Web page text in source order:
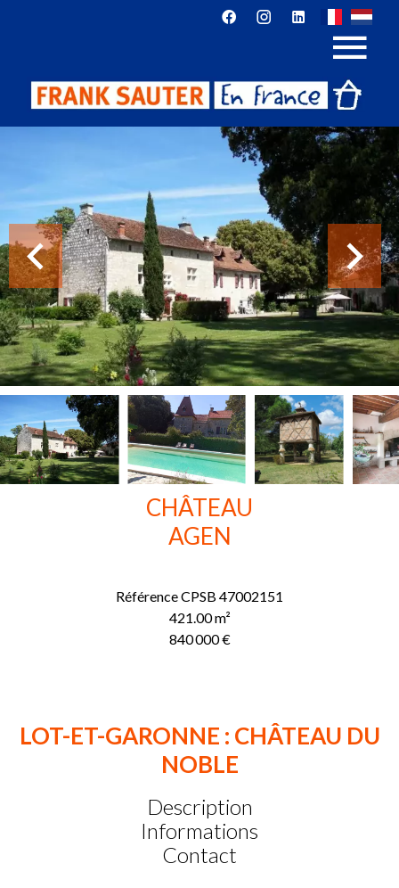
CHÂTEAU
AGEN
RéférenceCPSB 47002151
421.00m²
840 000 €
LOT-ET-GARONNE : CHÂTEAU DU
NOBLE
Description
Informations
Contact